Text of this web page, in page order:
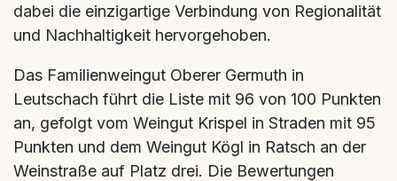
dabei die einzigartige Verbindung von Regionalität
und Nachhaltigkeit hervorgehoben.
Das Familienweingut Oberer Germuth in
Leutschach führt die Liste mit 96 von 100 Punkten
an, gefolgt vom Weingut Krispel in Straden mit 95
Punkten und dem Weingut Kögl in Ratsch an der
Weinstraße auf Platz drei. Die Bewertungen